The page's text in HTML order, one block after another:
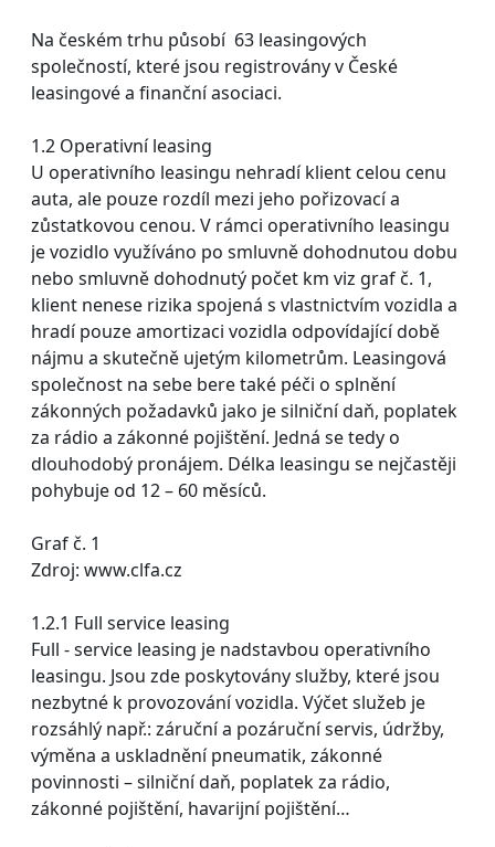
Na českém trhu působí 63 leasingových
společností, které jsou registrovány v České
leasingové a finanční asociaci.
1.2 Operativní leasing
U operativního leasingu nehradí klient celou cenu
auta, ale pouze rozdíl mezi jeho pořizovací a
zůstatkovou cenou. V rámci operativního leasingu
je vozidlo využíváno po smluvně dohodnutou dobu
nebo smluvně dohodnutý počet km viz graf č. 1,
klient nenese rizika spojená s vlastnictvím vozidla a
hradí pouze amortizaci vozidla odpovídající době
nájmu a skutečně ujetým kilometrům. Leasingová
společnost na sebe bere také péči o splnění
zákonných požadavků jako je silniční daň, poplatek
za rádio a zákonné pojištění. Jedná se tedy o
dlouhodobý pronájem. Délka leasingu se nejčastěji
pohybuje od 12 – 60 měsíců.
Graf č. 1
Zdroj: www.clfa.cz
1.2.1 Full service leasing
Full - service leasing je nadstavbou operativního
leasingu. Jsou zde poskytovány služby, které jsou
nezbytné k provozování vozidla. Výčet služeb je
rozsáhlý např.: záruční a pozáruční servis, údržby,
výměna a uskladnění pneumatik, zákonné
povinnosti – silniční daň, poplatek za rádio,
zákonné pojištění, havarijní pojištění…